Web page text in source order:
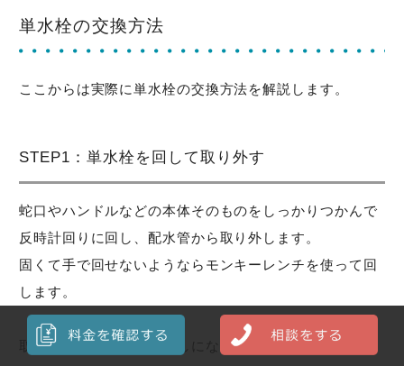
単水栓の交換方法
ここからは実際に単水栓の交換方法を解説します。
STEP1：単水栓を回して取り外す
蛇口やハンドルなどの本体そのものをしっかりつかんで
反時計回りに回し、配水管から取り外します。
固くて手で回せないようならモンキーレンチを使って回
します。
取り外すと配管がむき出しになるので、その中に残って